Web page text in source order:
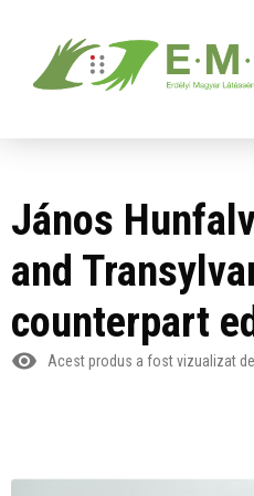
János
and
counterpart
Acest produs a fost vizualizat de